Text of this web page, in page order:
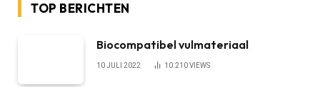
TOP BERICHTEN
Biocompatibel vulmateriaal
10 JULI 2022 10.210VIEWS